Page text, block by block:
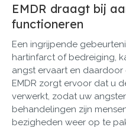
EMDR draagt bij
functioneren
Een ingrijpende
hartinfarct of bedreiging,
angst ervaart en
EMDR zorgt ervoor dat u
verwerkt, zodat uw
behandelingen zijn
bezigheden weer op te